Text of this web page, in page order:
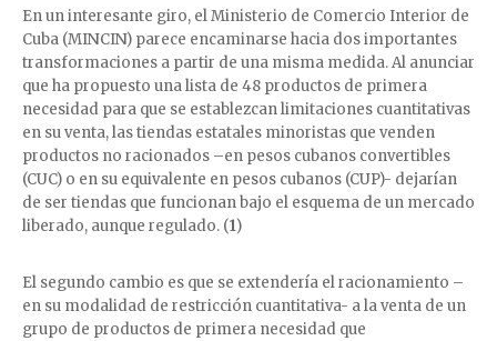
En un interesante giro, el Ministerio de Comercio Interior de
Cuba (MINCIN) parece encaminarse hacia dos importantes
transformaciones a partir de una misma medida. Al anunciar
que ha propuesto una lista de 48 productos de primera
necesidad para que se establezcan limitaciones cuantitativas
en su venta, las tiendas estatales minoristas que venden
productos no racionados –en pesos cubanos convertibles
(CUC) o en su equivalente en pesos cubanos (CUP)- dejarían
de ser tiendas que funcionan bajo el esquema de un mercado
liberado, aunque regulado. (1)
El segundo cambio es que se extendería el racionamiento –
en su modalidad de restricción cuantitativa- a la venta de un
grupo de productos de primera necesidad que